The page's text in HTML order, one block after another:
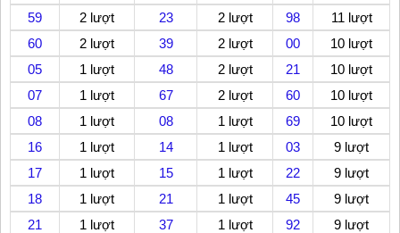
59
2 lượt 23 2 lượt 98
11 lượt
60
2 lượt 39 2 lượt 00
10 lượt
05
1 lượt 48 2 lượt 21
10 lượt
07
1 lượt 67 2 lượt 60
10 lượt
08
1 lượt 08 1 lượt 69
10 lượt
16
1 lượt 14 1 lượt 03
9 lượt
17
1 lượt 15 1 lượt 22
9 lượt
18
1 lượt 21 1 lượt 45
9 lượt
21
1 lượt 37 1 lượt 92
9 lượt